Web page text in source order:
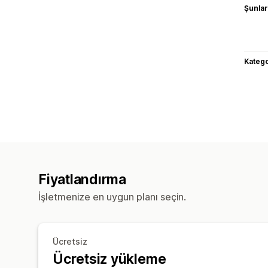
Fiyatlandırma
İşletmenize en uygun planı seçin.
Ücretsiz
Ücretsiz yükleme